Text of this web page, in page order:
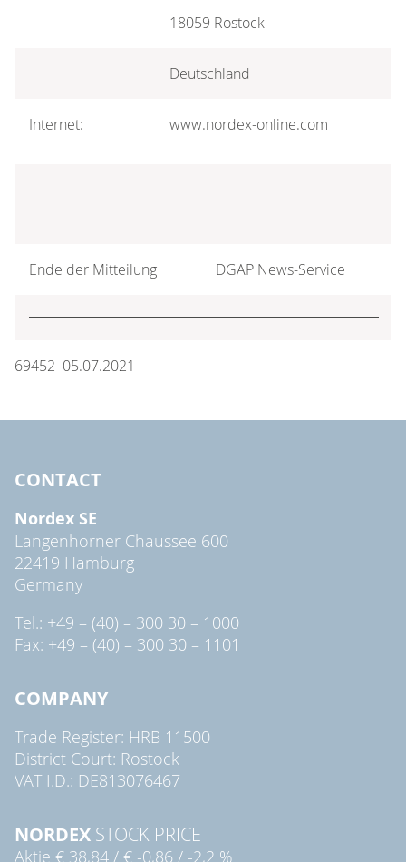
18059 Rostock
Deutschland
Internet: www.nordex-online.com
Ende der Mitteilung DGAP News-Service
69452 05.07.2021
CONTACT
Nordex SE
Langenhorner Chaussee 600
22419 Hamburg
Germany
Tel.: +49 – (40) – 300 30 – 1000
Fax: +49 – (40) – 300 30 – 1101
COMPANY
Trade Register: HRB 11500
District Court: Rostock
VAT I.D.: DE813076467
NORDEX STOCK PRICE
Aktie € 38,84 / € -0,86 / -2,2 %